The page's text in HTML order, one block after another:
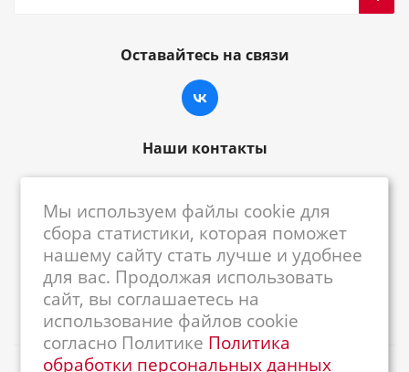
Оставайтесь на связи
Наши контакты
centrkkm@centrkkm.ru
185005, г. Петрозаводск, ул. Промышленная,
1/26
Мы используем файлы cookie для
сбора статистики, которая поможет
нашему сайту стать лучше и удобнее
для вас. Продолжая использовать
сайт, вы соглашаетесь на
использование файлов cookie
согласно Политике Политика
обработки персональных данных